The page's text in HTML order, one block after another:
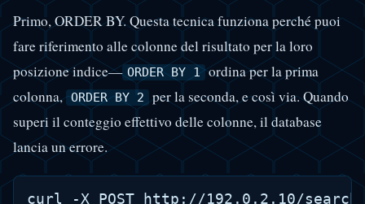
Primo, ORDER BY. Questa tecnica funziona perché puoi
fare riferimento alle colonne del risultato per la loro
posizione indice— ORDER BY 1 ordina per la prima
colonna, ORDER BY 2 per la seconda, e così via. Quando
superi il conteggio effettivo delle colonne, il database
lancia un errore.